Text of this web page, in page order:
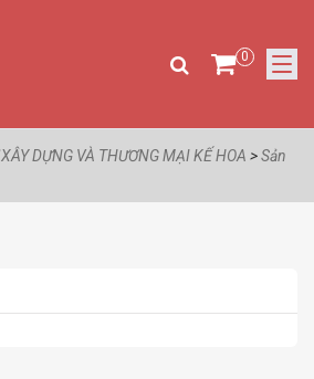
0
DỰNG VÀ THƯƠNG MẠI KẾ HOA >Sản